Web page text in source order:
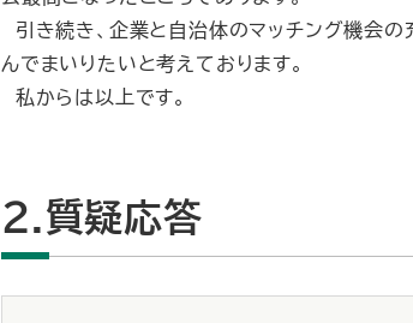
引き続き、企業と自治体のマッチング機会
んでまいりたいと考えております。
私からは以上です。
2.質疑応答